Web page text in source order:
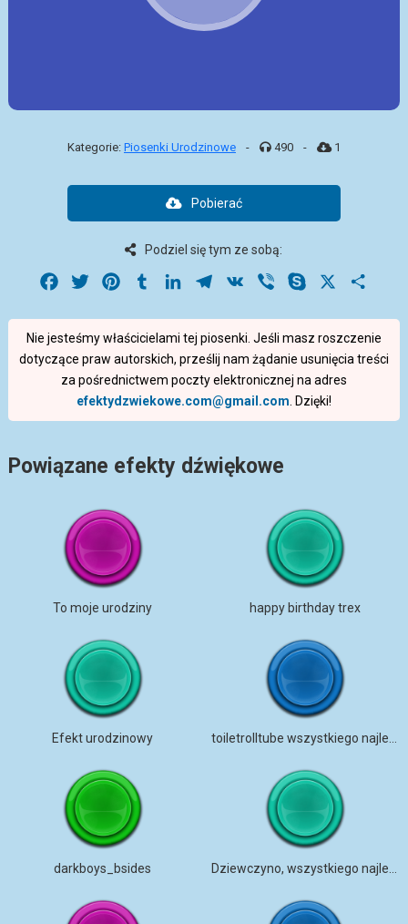
Kategorie: Piosenki Urodzinowe - 490 - 1
Pobierać
Podziel się tym ze sobą:
Facebook
Twitter PinterestTumblrLinkedInTelegram
VK Viber Skype
Nie jesteśmy właścicielami tej piosenki. Jeśli masz roszczenie
dotyczące praw autorskich, prześlij nam żądanie usunięcia treści
za pośrednictwem poczty elektronicznej na adres
efektydzwiekowe.com@gmail.com . Dzięki!
Powiązane efekty dźwiękowe
To moje urodziny happy birthday trex
Efekt urodzinowy
darkboys_bsides